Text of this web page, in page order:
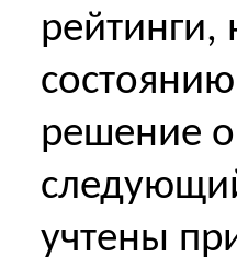
рейтинги,
решение
учтены